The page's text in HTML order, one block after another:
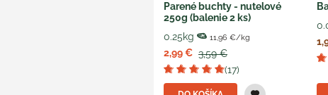
Parené buchty - nutelové
250g (balenie 2 ks)
0.25kg
11,96 €/kg
2,99 € 3,59 €
(17)